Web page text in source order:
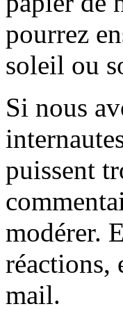
pourrez
soleil ou
Si nous
puissent
modérer.
réactions,
mail.